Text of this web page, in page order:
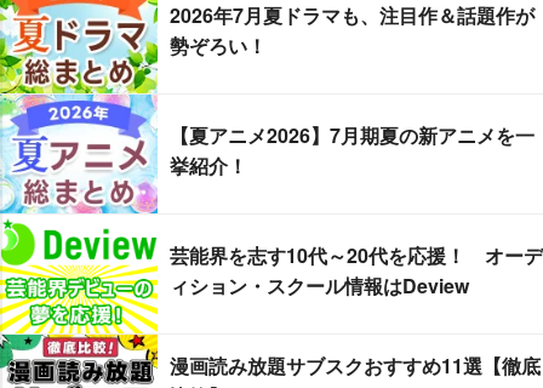
2026年7月夏ドラマも、注目作＆話題作が
勢ぞろい！
【夏アニメ2026】7月期夏の新アニメを一
挙紹介！
芸能界を志す10代～20代を応援！ オーデ
ィション・スクール情報はDeview
漫画読み放題サブスクおすすめ11選【徹底